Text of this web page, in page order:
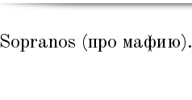
(про мафию).